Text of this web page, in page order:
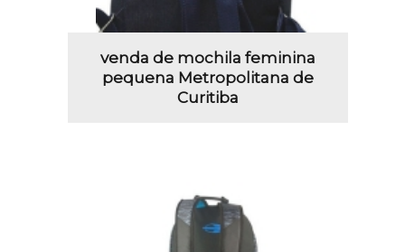
venda de mochila feminina
pequena Metropolitana de
Curitiba